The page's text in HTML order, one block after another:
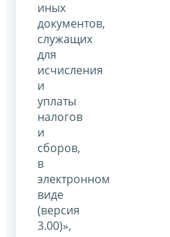
иных
документов,
служащих
для
исчисления
и
уплаты
налогов
и
сборов,
в
электронном
виде
(версия
3.00)»,